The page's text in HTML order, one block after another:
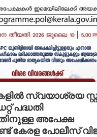
സ്വയാശ്രയ
പദ്ധതി
അപേക്ഷ
കേരള പോലീസ്